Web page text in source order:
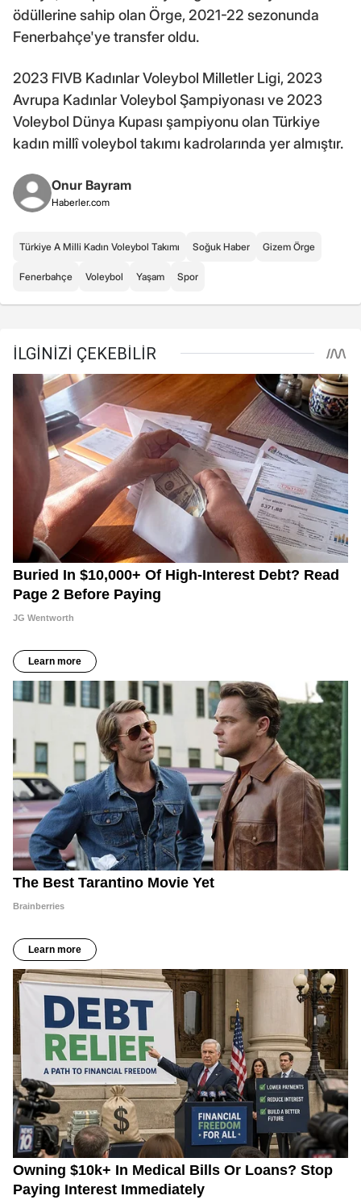
ödüllerine sahip olan Örge, 2021-22 sezonunda
Fenerbahçe'ye transfer oldu.
2023 FIVB Kadınlar Voleybol Milletler Ligi, 2023
Avrupa Kadınlar Voleybol Şampiyonası ve 2023
Voleybol Dünya Kupası şampiyonu olan Türkiye
kadın millî voleybol takımı kadrolarında yer almıştır.
Onur Bayram
Haberler.com
Türkiye A Milli Kadın Voleybol Takımı Soğuk Haber Gizem Örge
Fenerbahçe Voleybol Yaşam Spor